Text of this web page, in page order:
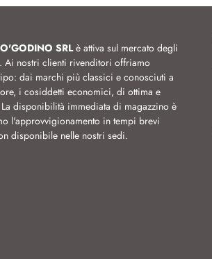
SRLè attiva sul mercato degli
Ai nostri clienti rivenditori offriamo
dai marchi più classici e conosciuti a
i cosiddetti economici, di ottima e
disponibilità immediata di magazzino è
l'approvvigionamento in tempi brevi
disponibile nelle nostri sedi.